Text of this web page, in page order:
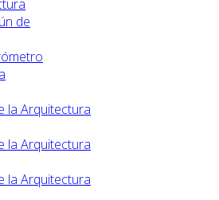
de
la Arquitectura
la Arquitectura
la Arquitectura